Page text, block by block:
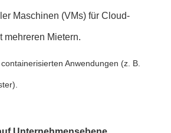
Maschinen (VMs) für Cloud-
mehreren Mietern.
Anwendungen (z. B.